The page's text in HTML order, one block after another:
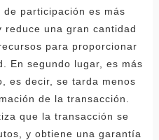
participación es más
una gran cantidad
para proporcionar
En segundo lugar, es más
es decir, se tarda menos
de la transacción.
que la transacción se
y obtiene una garantía